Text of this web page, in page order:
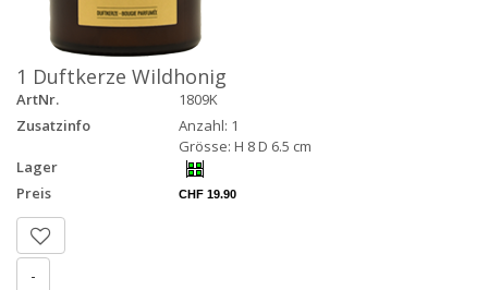
1 Duftkerze Wildhonig
ArtNr.
1809K
Zusatzinfo
Anzahl: 1
Grösse: H 8 D 6.5 cm
Lager
Preis
CHF 19.90
-